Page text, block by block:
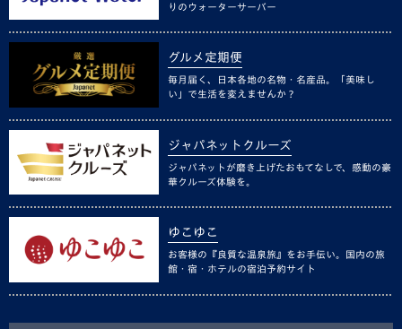
りのウォーターサーバー
グルメ定期便
毎月届く、日本各地の名物・名産品。「美味し
い」で生活を変えませんか？
ジャパネットクルーズ
ジャパネットが磨き上げたおもてなしで、感動の豪
華クルーズ体験を。
ゆこゆこ
お客様の『良質な温泉旅』をお手伝い。国内の旅
館・宿・ホテルの宿泊予約サイト